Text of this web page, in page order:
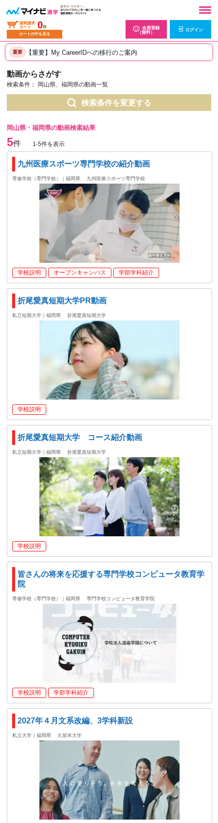
資料請求
カート
0件
カートの中を見る
会員登録
（無料）
ログイン
重要 【重要】My CareerIDへの移行のご案内
動画からさがす
検索条件： 岡山県、福岡県の動画一覧
検索条件を変更する
岡山県・福岡県の動画検索結果
5件 1-5件を表示
九州医療スポーツ専門学校の紹介動画
専修学校（専門学校）｜福岡県 九州医療スポーツ専門学校
学校説明 オープンキャンパス 学部学科紹介
折尾愛真短期大学PR動画
私立短期大学｜福岡県 折尾愛真短期大学
学校説明
折尾愛真短期大学 コース紹介動画
私立短期大学｜福岡県 折尾愛真短期大学
学校説明
皆さんの将来を応援する専門学校コンピュータ教育学
院
専修学校（専門学校）｜福岡県 専門学校コンピュータ教育学院
学校説明 学部学科紹介
2027年４月文系改編、3学科新設
私立大学｜福岡県 久留米大学